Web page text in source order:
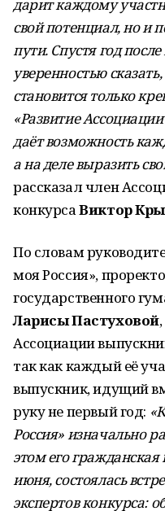
дарит каждому
свой потенциал, но и
пути. Спустя год
уверенностью
становится только
«Развитие
даёт возможность
а на деле выразить
рассказал член
конкурсаВиктор
По словам
моя Россия»,
государственного
Ларисы Пастуховой
Ассоциации
так как каждый её
выпускник, идущий
руку не первый год:
Россия» изначально
этом его гражданская
июня, состоялась
экспертов конкурса: